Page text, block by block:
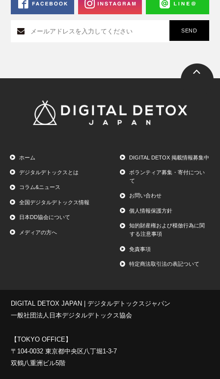
ホーム
デジタルデトックスとは
コラム&ニュース
全国デジタルデトックス情報
日本DD協会について
メディアの方へ
DIGITAL DETOX 掲載情報募集中
ボランティア募集・寄付につい
て
お問い合わせ
個人情報保護方針
知的財産権および模倣行為に関
する注意事項
免責事項
特定商法取引法の表記ついて
DIGITAL DETOX JAPAN | デジタルデトックスジャパン
一般社団法人日本デジタルデトックス協会
【TOKYO OFFICE】
〒104-0032 東京都中央区八丁堀1-3-7
双鶴八重洲ビル5階